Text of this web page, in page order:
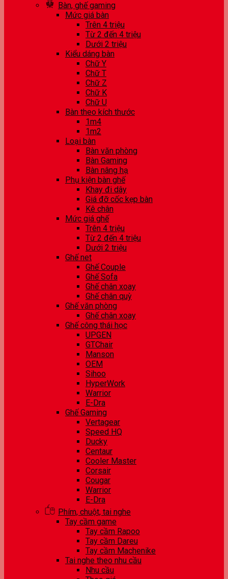
Bàn, ghế gaming
Mức giá bàn
Trên 4 triệu
Từ 2 đến 4 triệu
Dưới 2 triệu
Kiểu dáng bàn
Chữ Y
Chữ T
Chữ Z
Chữ K
Chữ U
Bàn theo kích thước
1m4
1m2
Loại bàn
Bàn văn phòng
Bàn Gaming
Bàn nâng hạ
Phụ kiện bàn ghế
Khay đi dây
Giá đỡ cốc kẹp bàn
Kê chân
Mức giá ghế
Trên 4 triệu
Từ 2 đến 4 triệu
Dưới 2 triệu
Ghế net
Ghế Couple
Ghế Sofa
Ghế chân xoay
Ghế chân quỳ
Ghế văn phòng
Ghế chân xoay
Ghế công thái học
UPGEN
GTChair
Manson
OEM
Sihoo
HyperWork
Warrior
E-Dra
Ghế Gaming
Vertagear
Speed HQ
Ducky
Centaur
Cooler Master
Corsair
Cougar
Warrior
E-Dra
Phím, chuột, tai nghe
Tay cầm game
Tay cầm Rapoo
Tay cầm Dareu
Tay cầm Machenike
Tai nghe theo nhu cầu
Nhu cầu